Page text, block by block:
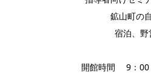
鉱山町の
宿泊、野
開館時間 9：00